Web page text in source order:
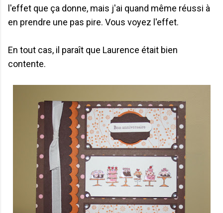
l'effet que ça donne, mais j'ai quand même réussi à
en prendre une pas pire. Vous voyez l'effet.
En tout cas, il paraît que Laurence était bien
contente.